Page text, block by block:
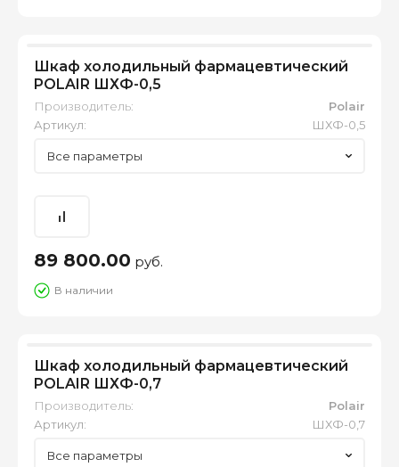
Шкаф холодильный фармацевтический
POLAIR ШХФ-0,5
Производитель:
Polair
Артикул:
ШХФ-0,5
Все параметры
89 800.00 руб.
В наличии
Шкаф холодильный фармацевтический
POLAIR ШХФ-0,7
Производитель:
Polair
Артикул:
ШХФ-0,7
Все параметры